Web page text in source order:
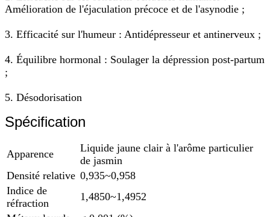
Amélioration de l'éjaculation précoce et de l'asynodie ;
3. Efficacité sur l'humeur : Antidépresseur et antinerveux ;
4. Équilibre hormonal : Soulager la dépression post-partum
;
5. Désodorisation
Spécification
Apparence
Liquide jaune clair à l'arôme particulier
de jasmin
Densité relative 0,935~0,958
Indice de
réfraction
1,4850~1,4952